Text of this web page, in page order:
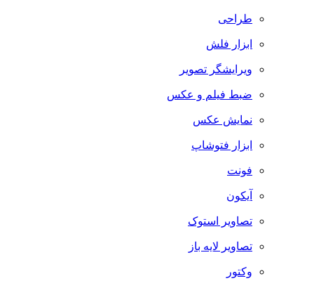
طراحی
ابزار فلش
ویرایشگر تصویر
ضبط فيلم و عكس
نمایش عکس
ابزار فتوشاپ
فونت
آیکون
تصاویر استوک
تصاویر لایه باز
وکتور